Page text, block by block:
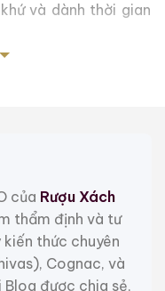
và dành thời gian
quá trình ủ rượu
để đảm bảo rằng
này.
tôi nâng ly chúc
Liberty Bell này
của Rượu Xách
thẩm định và tư
thức chuyên
Cognac, và
được chia sẻ,